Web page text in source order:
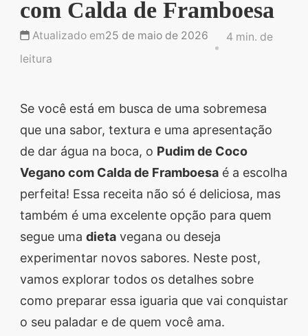
Descubra sobremesas
irresistíveis, refeições
saudáveis e práticas,
vida na cozinha. 🍰🥗
Quer aprender a fazer
um almoço delicioso,
um jantar especial ou
sobremesas de dar água
na boca? Nós temos
tudo o que você
precisa! Explore nosso
site e descubra técnicas
culinárias incríveis,
segredos valiosos e
com Calda de Framboesa
Atualizado em25 de maio de 2026
4 min. de
leitura
Se você está em busca de uma sobremesa
que una sabor, textura e uma apresentação
de dar água na boca, o Pudim de Coco
Vegano com Calda de Framboesa é a escolha
perfeita! Essa receita não só é deliciosa, mas
também é uma excelente opção para quem
segue uma dieta vegana ou deseja
experimentar novos sabores. Neste post,
vamos explorar todos os detalhes sobre
como preparar essa iguaria que vai conquistar
o seu paladar e de quem você ama.